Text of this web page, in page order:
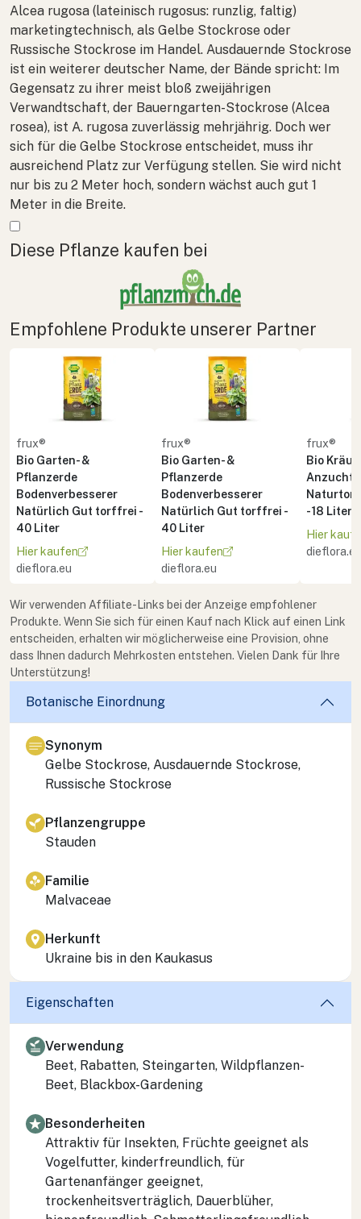
Alcea rugosa (lateinisch rugosus: runzlig, faltig)
marketingtechnisch, als Gelbe Stockrose oder
Russische Stockrose im Handel. Ausdauernde Stockrose
ist ein weiterer deutscher Name, der Bände spricht: Im
Gegensatz zu ihrer meist bloß zweijährigen
Verwandtschaft, der Bauern­garten-Stockrose (Alcea
rosea), ist A. rugosa zuverlässig mehrjährig. Doch wer
sich für die Gelbe Stockrose entscheidet, muss ihr
ausreichend Platz zur Verfügung stellen. Sie wird nicht
nur bis zu 2 Meter hoch, sondern wächst auch gut 1
Meter in die Breite.
Mehr anzeigen
Diese Pflanze kaufen bei
Empfohlene Produkte unserer Partner
frux®
Bio Garten- &
Pflanzerde
Bodenverbesserer
Natürlich Gut torffrei -
40 Liter
Hier kaufen
dieflora.eu
frux®
Bio Garten- &
Pflanzerde
Bodenverbesserer
Natürlich Gut torffrei -
40 Liter
Hier kaufen
dieflora.eu
frux®
Bio
Naturton
- 18 Liter
Hier
dieflora.eu
Wir verwenden Affiliate-Links bei der Anzeige empfohlener
Produkte. Wenn Sie sich für einen Kauf nach Klick auf einen Link
entscheiden, erhalten wir möglicherweise eine Provision, ohne
dass Ihnen dadurch Mehrkosten entstehen. Vielen Dank für Ihre
Unterstützung!
Botanische Einordnung
Synonym
Gelbe Stockrose, Ausdauernde Stockrose,
Russische Stockrose
Pflanzengruppe
Stauden
Familie
Malvaceae
Herkunft
Ukraine bis in den Kaukasus
Eigenschaften
Verwendung
Beet, Rabatten, Steingarten, Wildpflanzen-
Beet, Blackbox-Gardening
Besonderheiten
Attraktiv für Insekten, Früchte geeignet als
Vogelfutter, kinderfreundlich, für
Gartenanfänger geeignet,
trockenheitsverträglich, Dauerblüher,